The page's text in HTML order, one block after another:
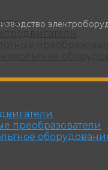
преобразователи